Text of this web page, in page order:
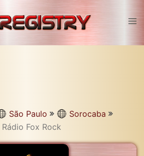
São Paulo
Sorocaba
Rádio Fox Rock